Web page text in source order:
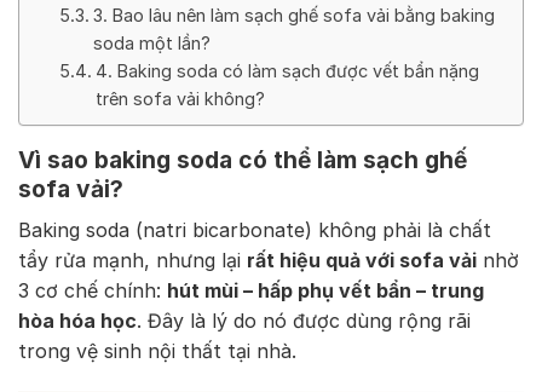
3. Bao lâu nên làm sạch ghế sofa vải bằng baking
soda một lần?
4. Baking soda có làm sạch được vết bẩn nặng
trên sofa vải không?
Vì sao baking soda có thể làm sạch ghế
sofa vải?
Baking soda (natri bicarbonate) không phải là chất
tẩy rửa mạnh, nhưng lại rất hiệu quả với sofa vải nhờ
3 cơ chế chính: hút mùi – hấp phụ vết bẩn – trung
hòa hóa học. Đây là lý do nó được dùng rộng rãi
trong vệ sinh nội thất tại nhà.